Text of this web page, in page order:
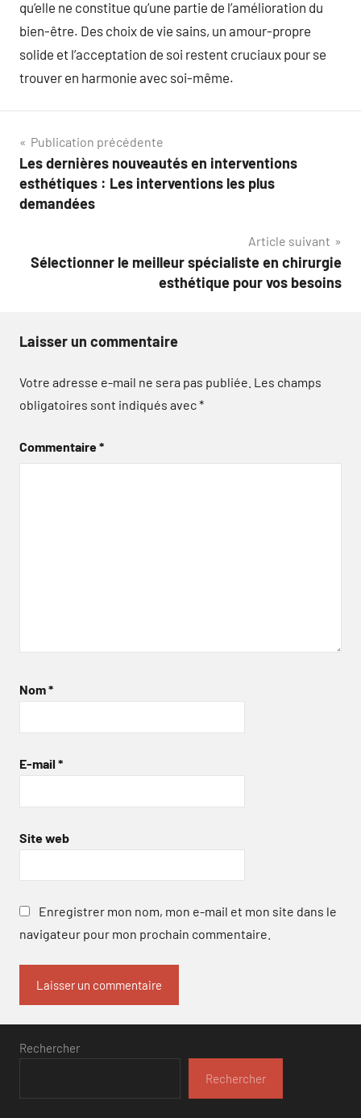
qu’elle ne constitue qu’une partie de l’amélioration du
bien-être. Des choix de vie sains, un amour-propre
solide et l’acceptation de soi restent cruciaux pour se
trouver en harmonie avec soi-même.
Navigation
de
l’article
Publication précédente
Les dernières nouveautés en interventions
esthétiques : Les interventions les plus
demandées
Article suivant
Sélectionner le meilleur spécialiste en chirurgie
esthétique pour vos besoins
Laisser un commentaire
Votre adresse e-mail ne sera pas publiée. Les champs
obligatoires sont indiqués avec*
Commentaire*
Nom*
E-mail *
Site web
Enregistrer mon nom, mon e-mail et mon site dans le
navigateur pour mon prochain commentaire.
Rechercher
Rechercher